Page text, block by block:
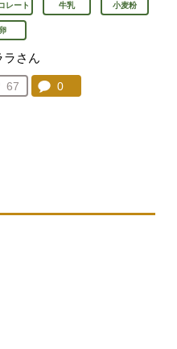
レート 牛乳 小麦粉
ラさん
お気に入り登録：
67
人が登録
コメント：
0件。コメントを見る。